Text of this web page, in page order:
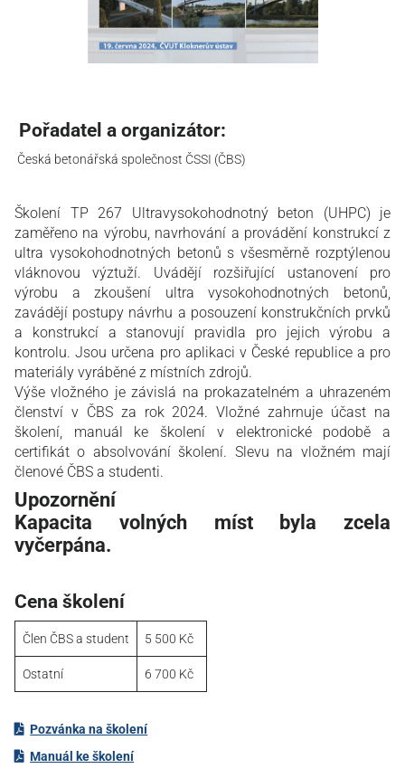
Pořadatel a organizátor:
Česká betonářská společnost ČSSI (ČBS)
Školení TP 267 Ultravysokohodnotný beton (UHPC) je
zaměřeno na výrobu, navrhování a provádění konstrukcí z
ultra vysokohodnotných betonů s všesměrně rozptýlenou
vláknovou výztuží. Uvádějí rozšiřující ustanovení pro
výrobu a zkoušení ultra vysokohodnotných betonů,
zavádějí postupy návrhu a posouzení konstrukčních prvků
a konstrukcí a stanovují pravidla pro jejich výrobu a
kontrolu. Jsou určena pro aplikaci v České republice a pro
materiály vyráběné z místních zdrojů.
Výše vložného je závislá na prokazatelném a uhrazeném
členství v ČBS za rok 2024. Vložné zahrnuje účast na
školení, manuál ke školení v elektronické podobě a
certifikát o absolvování školení. Slevu na vložném mají
členové ČBS a studenti.
Upozornění
Kapacita volných míst byla zcela
vyčerpána.
Cena školení
Člen ČBS a student 5 500 Kč
Ostatní 6 700 Kč
Pozvánka na školení
Manuál ke školení